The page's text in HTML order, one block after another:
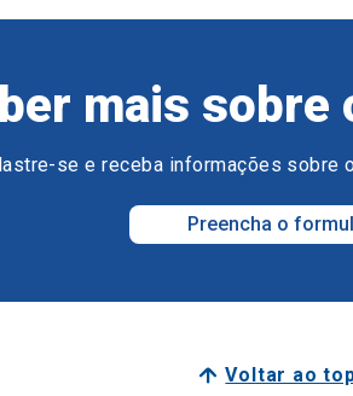
mais sobre
se e receba informações sobre
Preencha o
Voltar ao